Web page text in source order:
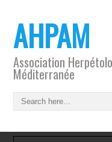
AHPAM
Association
Méditerranée